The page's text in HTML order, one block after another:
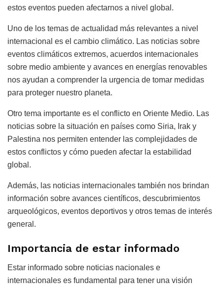
estos eventos pueden afectarnos a nivel global.
Uno de los temas de actualidad más relevantes a nivel
internacional es el cambio climático. Las noticias sobre
eventos climáticos extremos, acuerdos internacionales
sobre medio ambiente y avances en energías renovables
nos ayudan a comprender la urgencia de tomar medidas
para proteger nuestro planeta.
Otro tema importante es el conflicto en Oriente Medio. Las
noticias sobre la situación en países como Siria, Irak y
Palestina nos permiten entender las complejidades de
estos conflictos y cómo pueden afectar la estabilidad
global.
Además, las noticias internacionales también nos brindan
información sobre avances científicos, descubrimientos
arqueológicos, eventos deportivos y otros temas de interés
general.
Importancia de estar informado
Estar informado sobre noticias nacionales e
internacionales es fundamental para tener una visión